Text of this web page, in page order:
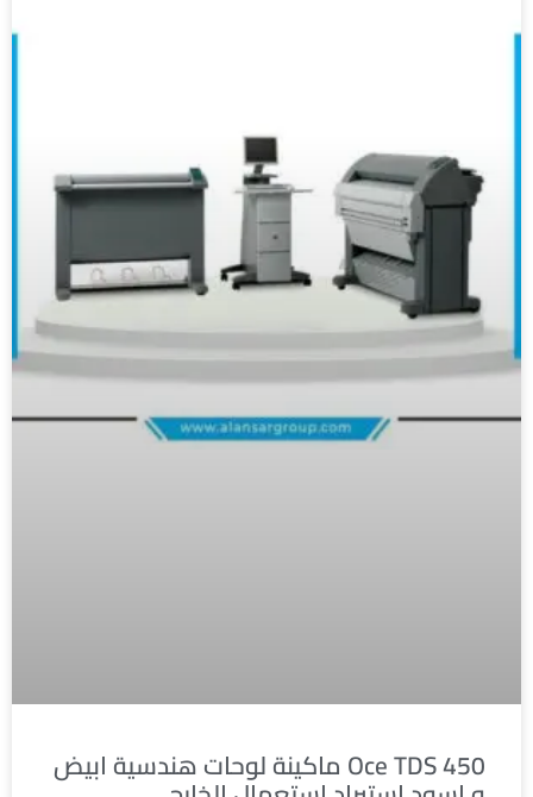
Oce TDS 450 ماكينة لوحات هندسية ابيض